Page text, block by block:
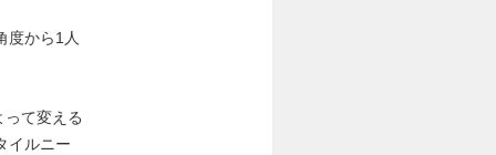
度から1人
て変える
イルニー